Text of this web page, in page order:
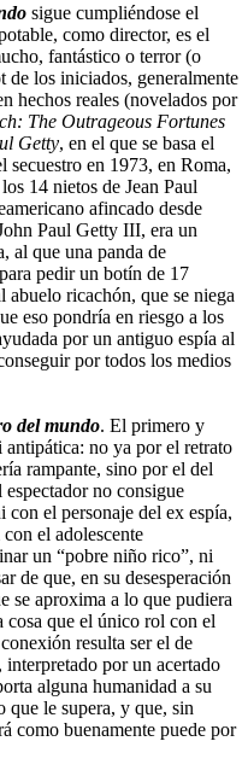
sigue cumpliéndose el
como director, es el
fantástico o terror (o
de los iniciados, generalmente
hechos reales (novelados por
The Outrageous Fortunes
Getty, en el que se basa el
secuestro en 1973, en Roma,
14 nietos de Jean Paul
afincado desde
Paul Getty III, era un
al que una panda de
pedir un botín de 17
abuelo ricachón, que se niega
eso pondría en riesgo a los
por un antiguo espía al
por todos los medios
del mundo. El primero y
no ya por el retrato
rampante, sino por el del
no consigue
el personaje del ex espía,
el adolescente
un “pobre niño rico”, ni
de que, en su desesperación
se aproxima a lo que pudiera
cosa que el único rol con el
resulta ser el de
interpretado por un acertado
alguna humanidad a su
le supera, y que, sin
como buenamente puede por